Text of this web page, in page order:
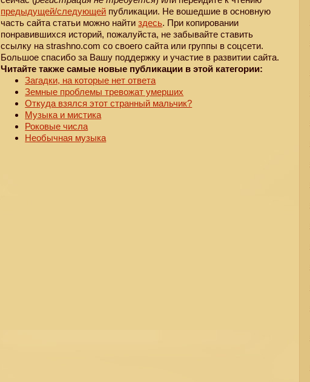
предыдущей/следующей публикации. Не вошедшие в основную
часть сайта статьи можно найтиздесь. При копировании
понравившихся историй, пожалуйста, не забывайте ставить
ссылку на strashno.com со своего сайта или группы в соцсети.
Большое спасибо за Вашу поддержку и участие в развитии сайта.
Читайте также самые новые публикации в этой категории:
Загадки, на которые нет ответа
Земные проблемы тревожат умерших
Откуда взялся этот странный мальчик?
Музыка и мистика
Роковые числа
Необычная музыка